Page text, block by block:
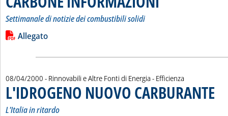
Settimanale di notizie dei combustibili solidi
Leggi tutta la notizia: 'CARBONE INFORMAZIONI'
Lista allegati PDF alla notizia
Allegato
08/04/2000 - Rinnovabili e Altre Fonti di Energia - Efficienza
L'IDROGENO NUOVO CARBURANTE
L'Italia in ritardo